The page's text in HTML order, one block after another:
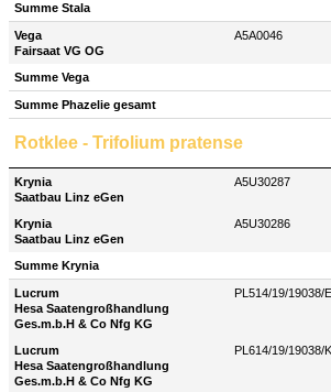
Summe Stala
Vega
Fairsaat VG OG
A5A0046
Summe Vega
Summe Phazelie gesamt
Rotklee - Trifolium pratense
Krynia
Saatbau Linz eGen
A5U30287
Krynia
Saatbau Linz eGen
A5U30286
Summe Krynia
Lucrum
Hesa Saatengroßhandlung
Ges.m.b.H & Co Nfg KG
PL514/19/19038/
Lucrum
Hesa Saatengroßhandlung
Ges.m.b.H & Co Nfg KG
PL614/19/19038/